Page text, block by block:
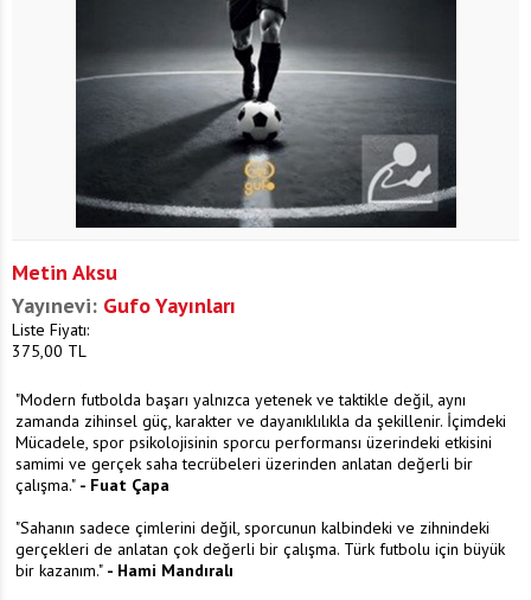
Metin Aksu
Yayınevi: Gufo Yayınları
Liste Fiyatı:
375,00 TL
"Modern futbolda başarı yalnızca yetenek ve taktikle değil, aynı
zamanda zihinsel güç, karakter ve dayanıklılıkla da şekillenir. İçimdeki
Mücadele, spor psikolojisinin sporcu performansı üzerindeki etkisini
samimi ve gerçek saha tecrübeleri üzerinden anlatan değerli bir
çalışma." - Fuat Çapa
"Sahanın sadece çimlerini değil, sporcunun kalbindeki ve zihnindeki
gerçekleri de anlatan çok değerli bir çalışma. Türk futbolu için büyük
bir kazanım." - Hami Mandıralı